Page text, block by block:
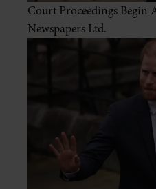
Court Proceedings Begin
Newspapers Ltd.